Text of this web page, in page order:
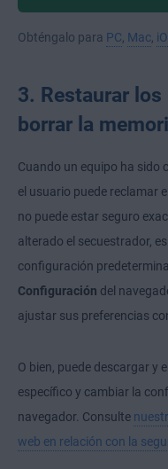
Obténgalo para PC Mac
3. Restaurar
borrar la
Cuando un equipo ha sido
el usuario puede reclamar
no puede estar seguro
alterado el secuestrador,
configuración
Configuración del
ajustar sus preferencias
O bien, puede descargar y
específico y cambiar la
navegador. Consulte
web en relación con la